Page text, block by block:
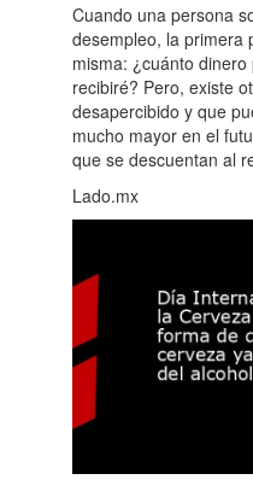
Cuando una persona
desempleo, la primera
misma: ¿cuánto
recibiré? Pero, existe
desapercibido y que
mucho mayor en el
que se descuentan al
Lado.mx